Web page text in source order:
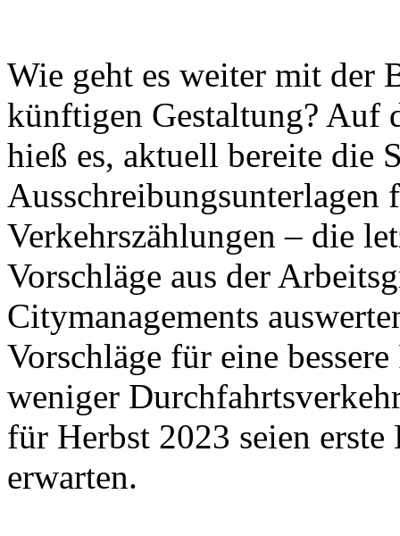
Wie geht es weiter mit der
künftigen Gestaltung? Auf
hieß es, aktuell bereite die
Ausschreibungsunterlagen
Verkehrszählungen – die
Vorschläge aus der
Citymanagements
Vorschläge für eine
weniger
für Herbst 2023 seien erste
erwarten.